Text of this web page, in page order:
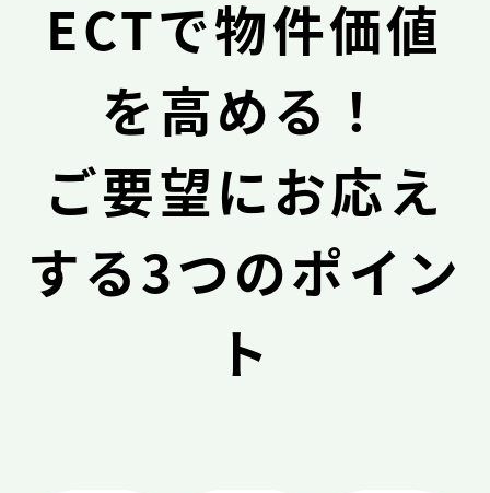
ECTで物件価値
を高める！
ご要望にお応え
する3つのポイン
ト